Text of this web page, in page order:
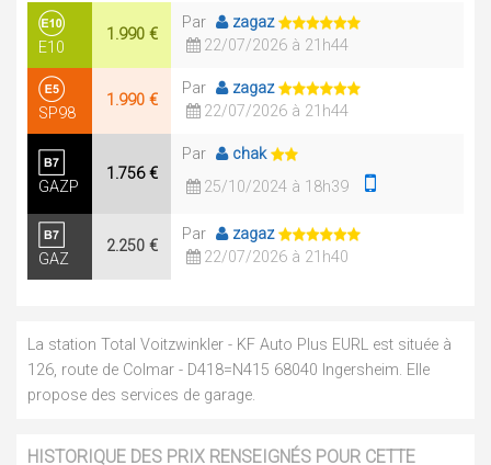
E10
1.990 €
Par
zagaz
22/07/2026 à 21h44
SP98
1.990 €
Par
zagaz
22/07/2026 à 21h44
GAZP
1.756 €
Par
chak
25/10/2024 à 18h39
GAZ
2.250 €
Par
zagaz
22/07/2026 à 21h40
La station Total Voitzwinkler - KF Auto Plus EURL est située à
126, route de Colmar - D418=N415 68040 Ingersheim. Elle
propose des services de garage.
HISTORIQUE DES PRIX RENSEIGNÉS POUR CETTE